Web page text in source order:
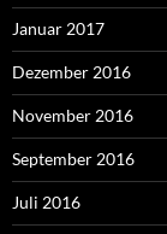
Januar 2017
Dezember 2016
November 2016
September 2016
Juli 2016